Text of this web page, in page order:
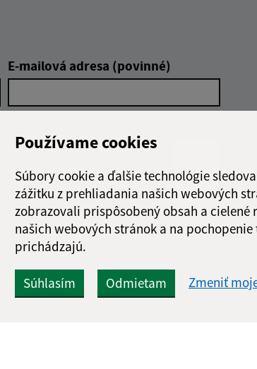
Používame cookies
Súbory cookie a ďalšie technológie
zážitku z prehliadania našich webových
zobrazovali prispôsobený obsah a cielené
našich webových stránok a na
prichádzajú.
Súhlasím Odmietam Zmeniť
E-mailová adresa (povinné)
osobných
správu